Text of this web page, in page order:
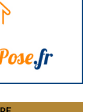
Vauvray
Martin
sur-Avre
Nonancourt
sur-Risle